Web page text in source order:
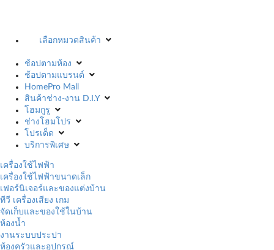
เลือกหมวดสินค้า
ช้อปตามห้อง
ช้อปตามแบรนด์
HomePro Mall
สินค้าช่าง-งาน D.I.Y
โฮมกูรู
ช่างโฮมโปร
โปรเด็ด
บริการพิเศษ
เครื่องใช้ไฟฟ้า
เครื่องใช้ไฟฟ้าขนาดเล็ก
เฟอร์นิเจอร์และของแต่งบ้าน
ทีวี เครื่องเสียง เกม
จัดเก็บและของใช้ในบ้าน
ห้องน้ำ
งานระบบประปา
ห้องครัวและอุปกรณ์